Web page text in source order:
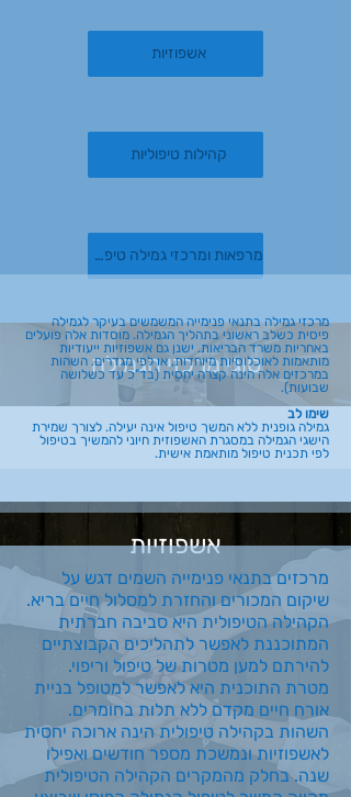
אשפוזיות
קהילות טיפוליות
מרפאות ומרכזי גמילה טיפוליים
סוגי מרכזי הגמילה
מרכזי גמילה בתנאי פנימייה המשמשים בעיקר לגמילה
פיסית כשלב ראשוני בתהליך הגמילה. מוסדות אלה פועלים
באחריות משרד הבריאות. ישנן גם אשפוזיות ייעודיות
מותאמות לאוכלוסיות מיוחדות, או לפי מגדרים. השהות
במרכזים אלה הינה קצרה יחסית (בד"כ עד כשלושה
שבועות).
שימו לב
גמילה גופנית ללא המשך טיפול אינה יעילה. לצורך שמירת
הישגי הגמילה במסגרת האשפוזית חיוני להמשיך בטיפול
לפי תכנית טיפול מותאמת אישית.
אשפוזיות
מרכזים בתנאי פנימייה השמים דגש על
שיקום המכורים והחזרת למסלול חיים בריא.
הקהילה הטיפולית היא סביבה חברתית
המתוכננת לאפשר לתהליכים הקבוצתיים
להירתם למען מטרות של טיפול וריפוי.
מטרת התוכנית היא לאפשר למטופל בניית
אורח חיים מקדם ללא תלות בחומרים.
השהות בקהילה טיפולית הינה ארוכה יחסית
לאשפוזיות ונמשכת מספר חודשים ואפילו
שנה. בחלק מהמקרים הקהילה הטיפולית